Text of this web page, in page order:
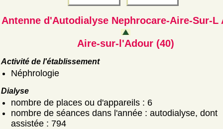
Antenne d'Autodialyse Nephrocare-Aire-Sur-L
Aire-sur-l'Adour (40)
Activité de l'établissement
Néphrologie
Dialyse
nombre de places ou d'appareils : 6
nombre de séances dans l'année : autodialyse, dont
assistée : 794